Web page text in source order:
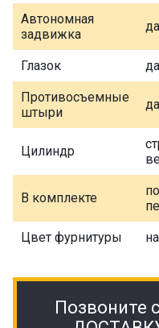
Автономная
задвижка
да
Глазок да
Противосъемные
штыри
да
Цилиндр
В комплекте
Цвет фурнитуры
Позвоните